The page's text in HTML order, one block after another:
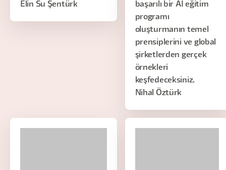
Elin Su Şentürk
başarılı bir AI eğitim
programı
oluşturmanın temel
prensiplerini ve global
şirketlerden gerçek
örnekleri
keşfedeceksiniz.
Nihal Öztürk